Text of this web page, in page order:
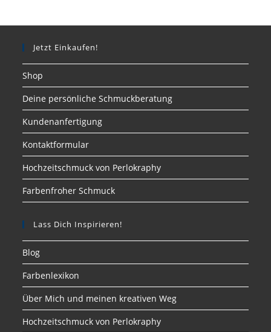
Jetzt Einkaufen!
Shop
Deine persönliche Schmuckberatung
Kundenanfertigung
Kontaktformular
Hochzeitschmuck von Perlokraphy
Farbenfroher Schmuck
Lass Dich Inspirieren!
Blog
Farbenlexikon
Über Mich und meinen kreativen Weg
Hochzeitschmuck von Perlokraphy